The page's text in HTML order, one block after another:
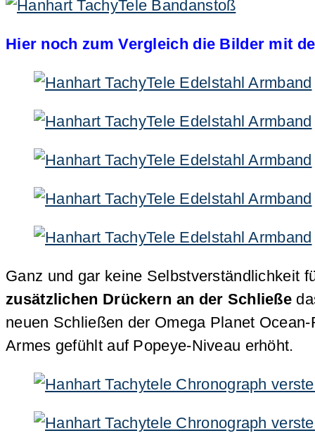
Hier noch zum Vergleich die Bilder mit
Ganz und gar keine Selbstverständlichkeit
zusätzlichen Drückern an der Schließe
neuen Schließen der Omega Planet
Armes gefühlt auf Popeye-Niveau erhöht.